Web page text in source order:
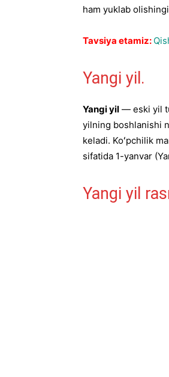
ham yuklab
Tavsiya etamiz:
Yangi yil.
Yangi yil — eski yil
yilning boshlanishi
keladi. Koʻpchilik
sifatida 1-yanvar
Yangi yil